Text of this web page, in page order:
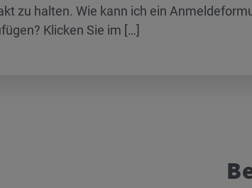
zu halten. Wie kann ich ein
Klicken Sie im […]